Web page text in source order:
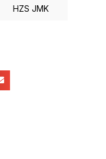
HZS JMK